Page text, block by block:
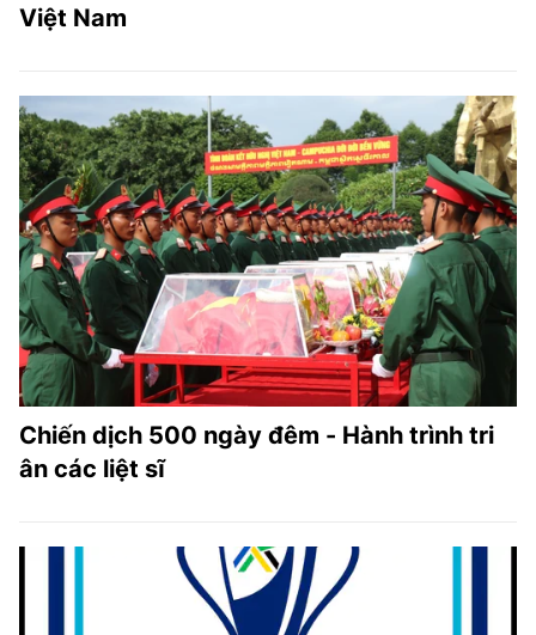
Việt Nam
Chiến dịch 500 ngày đêm - Hành trình tri
ân các liệt sĩ